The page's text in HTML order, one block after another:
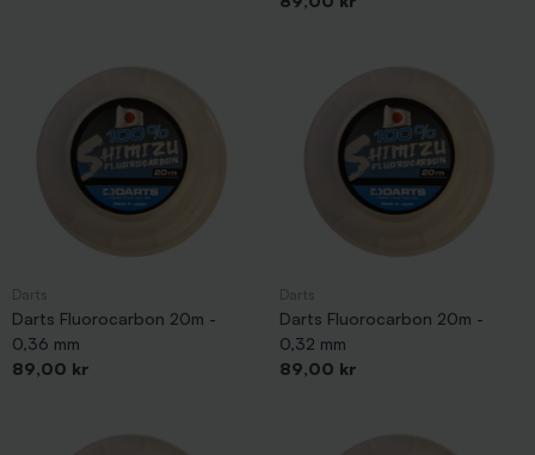
Darts Fluorocarbon 20m -
0,36 mm
Pris
89,00 kr
Darts Fluorocarbon 20m -
0,32 mm
Pris
89,00 kr